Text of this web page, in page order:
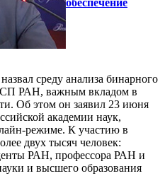
обеспечение
среду анализа бинарного
РАН, важным вкладом в
Об этом он заявил 23 июня
академии наук,
режиме. К участию в
двух тысяч человек:
РАН, профессора РАН и
и высшего образования